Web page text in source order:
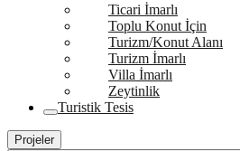
Ticari İmarlı
Toplu Konut İçin
Turizm/Konut Alanı
Turizm İmarlı
Villa İmarlı
Zeytinlik
Turistik Tesis
Projeler